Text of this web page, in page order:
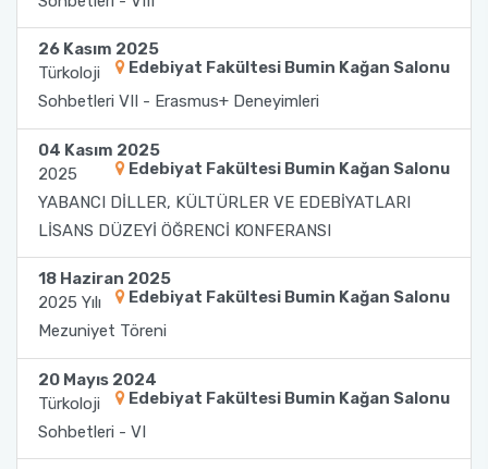
26 Kasım 2025
Edebiyat Fakültesi Bumin Kağan Salonu
Türkoloji
Sohbetleri VII - Erasmus+ Deneyimleri
04 Kasım 2025
Edebiyat Fakültesi Bumin Kağan Salonu
2025
YABANCI DİLLER, KÜLTÜRLER VE EDEBİYATLARI
LİSANS DÜZEYİ ÖĞRENCİ KONFERANSI
18 Haziran 2025
Edebiyat Fakültesi Bumin Kağan Salonu
2025 Yılı
Mezuniyet Töreni
20 Mayıs 2024
Edebiyat Fakültesi Bumin Kağan Salonu
Türkoloji
Sohbetleri - VI
Dayanışma)" Projesi Etkinliği
"Dilimiz Kimliğimiz" Projesi ve "Dokunduğum
Her Hayat Özeldir" Projesi Etkinlikleri
"Dilimiz Kimliğimiz" Projesi ve "Dokunduğum
Her Hayat Özeldir" Projesi Etkinlikleri-II
TEGV Ziyareti
TEGV Ziyareti